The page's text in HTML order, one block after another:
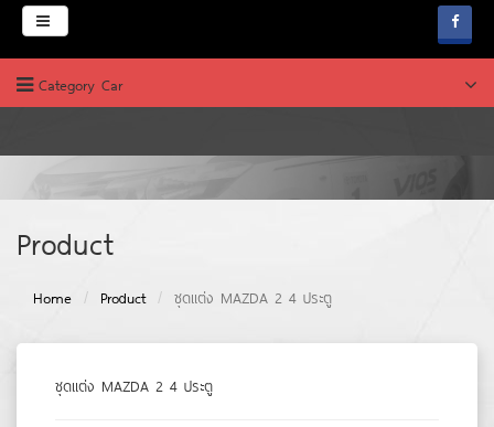
Menu
HOME
JOB & CAREERS
Category Car
Product
Home Product ชุดแต่ง MAZDA 2 4 ประตู
ชุดแต่ง MAZDA 2 4 ประตู